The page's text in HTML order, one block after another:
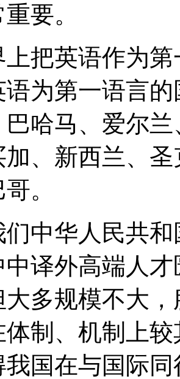
要。
英语作为第
为第一语言
巴哈马、爱尔
加、新西兰、
。
华人民共和
译外高端人
多规模不大
制、机制上
我国在与国际